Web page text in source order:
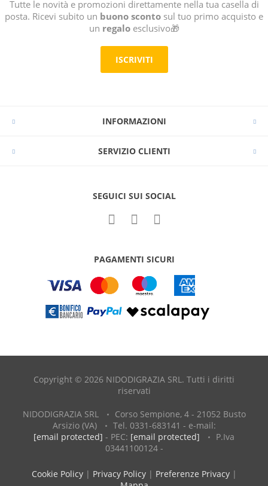
Tutte le novità e promozioni direttamente nella tua casella di
posta. Ricevi subito un buono sconto sul tuo primo acquisto e
un regaloesclusivo🎁
ISCRIVITI
INFORMAZIONI
SERVIZIO CLIENTI
SEGUICI SUI SOCIAL
PAGAMENTI SICURI
Copyright © 2026 NIDODIGRAZIA SRL. Tutti i diritti
riservati
NIDODIGRAZIA SRL
Corso Sempione, 4 - 21052 Busto
Arsizio (VA)
Tel. 0331-683141 - e-mail:
[email protected] - PEC: [email protected]
P.Iva
03441100124 -
Cookie Policy| Privacy Policy| Preferenze Privacy|